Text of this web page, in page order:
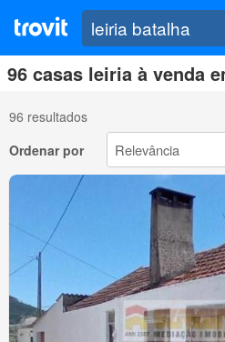
96 casas leiria à venda
96 resultados
Ordenar por